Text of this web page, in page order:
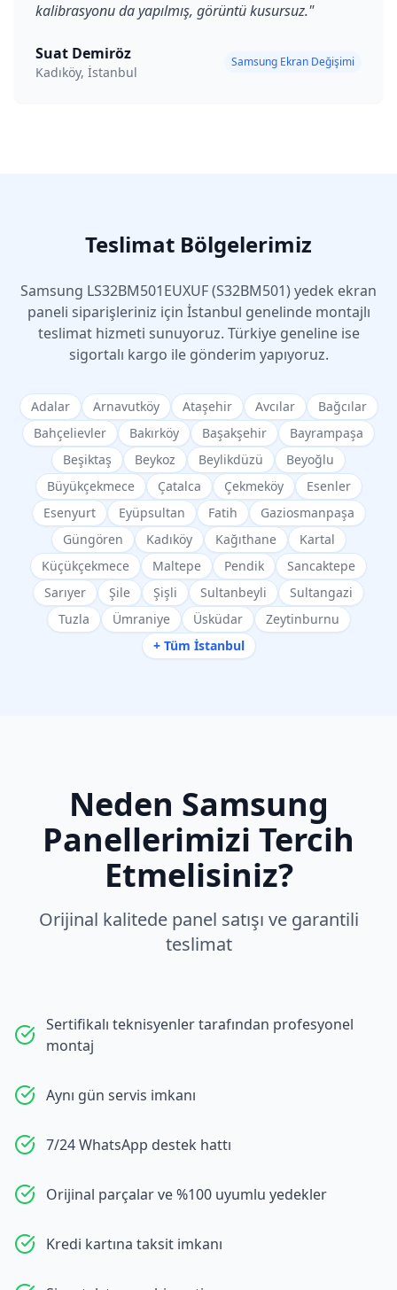
kalibrasyonu da yapılmış, görüntü kusursuz."
Suat Demiröz
Kadıköy, İstanbul
Samsung Ekran Değişimi
Teslimat Bölgelerimiz
Samsung LS32BM501EUXUF (S32BM501) yedek ekran
paneli siparişleriniz için İstanbul genelinde montajlı
teslimat hizmeti sunuyoruz. Türkiye geneline ise
sigortalı kargo ile gönderim yapıyoruz.
Adalar Arnavutköy Ataşehir Avcılar
Bağcılar
Bahçelievler
Bakırköy Başakşehir
Bayrampaşa
Beşiktaş
Beykoz Beylikdüzü
Beyoğlu
Büyükçekmece
Çatalca Çekmeköy
Esenler
Esenyurt
Eyüpsultan Fatih
Gaziosmanpaşa
Güngören
Kadıköy Kağıthane
Kartal
Küçükçekmece
Maltepe Pendik
Sancaktepe
Sarıyer
Şile Şişli Sultanbeyli
Sultangazi
Tuzla
Ümraniye Üsküdar
Zeytinburnu
+ Tüm İstanbul
Neden Samsung
Panellerimizi Tercih
Etmelisiniz?
Orijinal kalitede panel satışı ve garantili
teslimat
Sertifikalı teknisyenler tarafından profesyonel
montaj
Aynı gün servis imkanı
7/24 WhatsApp destek hattı
Orijinal parçalar ve %100 uyumlu yedekler
Kredi kartına taksit imkanı